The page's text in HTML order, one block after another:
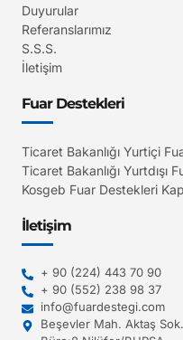
Duyurular
Referanslarımız
S.S.S.
İletişim
Fuar Destekleri
Ticaret Bakanlığı Yurtiçi
Ticaret Bakanlığı Yurtdışı
Kosgeb Fuar Destekleri
İletişim
+ 90 (224) 443 70 90
+ 90 (552) 238 98 37
info@fuardestegi.com
Beşevler Mah. Aktaş